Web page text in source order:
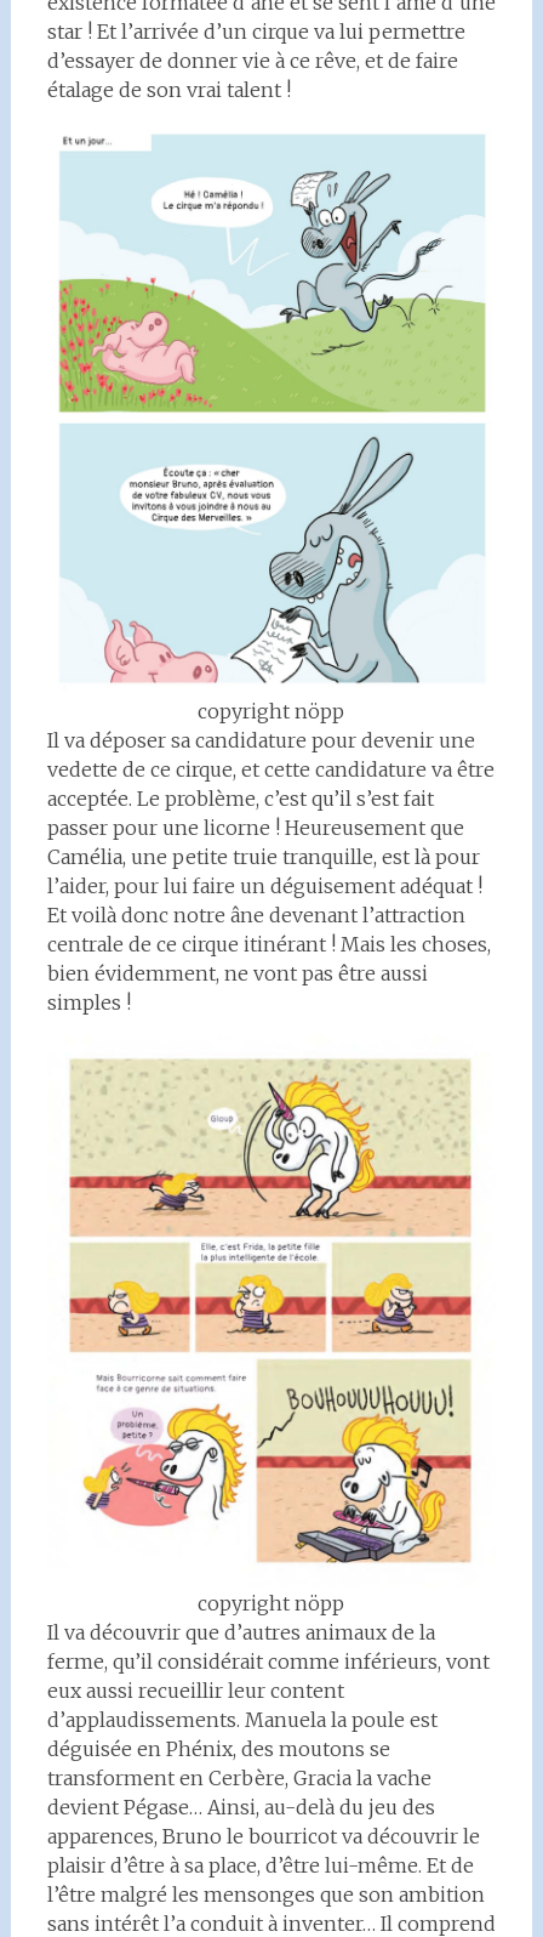
star ! Et l’arrivée d’un cirque va lui permettre
d’essayer de donner vie à ce rêve, et de faire
étalage de son vrai talent !
copyright nöpp
Il va déposer sa candidature pour devenir une
vedette de ce cirque, et cette candidature va être
acceptée. Le problème, c’est qu’il s’est fait
passer pour une licorne ! Heureusement que
Camélia, une petite truie tranquille, est là pour
l’aider, pour lui faire un déguisement adéquat !
Et voilà donc notre âne devenant l’attraction
centrale de ce cirque itinérant ! Mais les choses,
bien évidemment, ne vont pas être aussi
simples !
copyright nöpp
Il va découvrir que d’autres animaux de la
ferme, qu’il considérait comme inférieurs, vont
eux aussi recueillir leur content
d’applaudissements. Manuela la poule est
déguisée en Phénix, des moutons se
transforment en Cerbère, Gracia la vache
devient Pégase… Ainsi, au-delà du jeu des
apparences, Bruno le bourricot va découvrir le
plaisir d’être à sa place, d’être lui-même. Et de
l’être malgré les mensonges que son ambition
sans intérêt l’a conduit à inventer… Il comprend